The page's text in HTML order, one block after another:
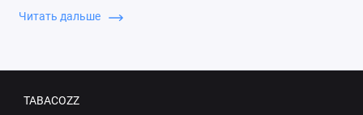
учти свои предпочтения по вкусу и запаху, чтобы получить
свои предпочтения и степень крепости, чтобы найти
Читать дальше
TABACOZZ